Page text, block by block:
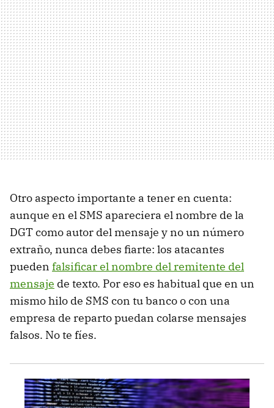
Otro aspecto importante a tener en cuenta:
aunque en el SMS apareciera el nombre de la
DGT como autor del mensaje y no un número
extraño, nunca debes fiarte: los atacantes
pueden falsificar el nombre del remitente del
mensaje de texto. Por eso es habitual que en un
mismo hilo de SMS con tu banco o con una
empresa de reparto puedan colarse mensajes
falsos. No te fíes.